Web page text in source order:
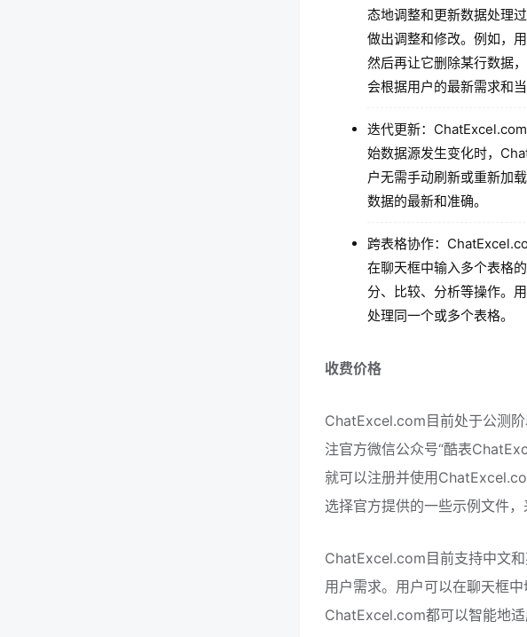
态地调整和更新数据处理
做出调整和修改。例如，
然后再让它删除某行数据
会根据用户的最新需求和
迭代更新：
始数据源发生变化时，
户无需手动刷新或重新加
数据的最新和准确。
跨表格协作：
在聊天框中输入多个表格
分、比较、分析等操作。
处理同一个或多个表格。
收费价格
ChatExcel.com目前处于公测
注官方微信公众号“酷表
就可以注册并使用
选择官方提供的一些示例文件
ChatExcel.com目前支持中文
用户需求。用户可以在聊天框
ChatExcel.com都可以智能地适